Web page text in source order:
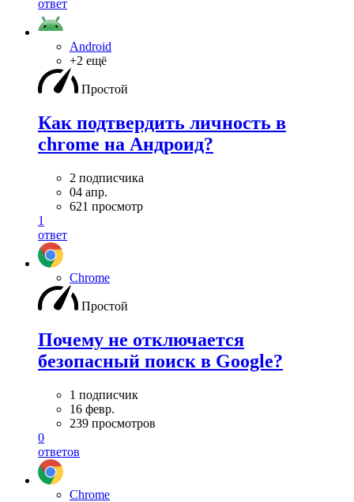
ответ
Android
+2 ещё
Простой
Как подтвердить личность в
chrome на Андроид?
2 подписчика
04 апр.
621 просмотр
1
ответ
Chrome
Простой
Почему не отключается
безопасный поиск в Google?
1 подписчик
16 февр.
239 просмотров
0
ответов
Chrome